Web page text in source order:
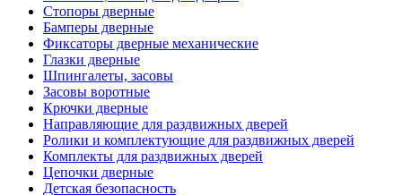
Стопоры дверные
Бамперы дверные
Фиксаторы дверные механические
Глазки дверные
Шпингалеты, засовы
Засовы воротные
Крючки дверные
Направляющие для раздвижных дверей
Ролики и комплектующие для раздвижных дверей
Комплекты для раздвижных дверей
Цепочки дверные
Детская безопасность